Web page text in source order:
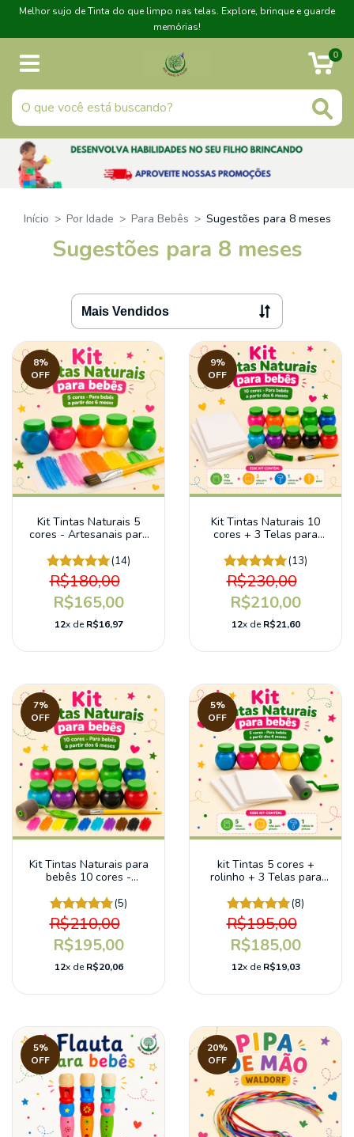
Melhor sujo de Tinta do que limpo nas telas. Explore, brinque e guarde
memórias!
0
Início > Por Idade > Para Bebês > Sugestões para 8 meses
Sugestões para 8 meses
8%
OFF
Kit Tintas Naturais 5
cores - Artesanais para
meses (14)
R$180,00
R$165,00
12x deR$16,97
9%
OFF
Kit Tintas Naturais 10
cores + 3 Telas para
(13)
R$230,00
R$210,00
12x deR$21,60
7%
OFF
Kit Tintas Naturais para
bebês 10 cores -
(5)
R$210,00
R$195,00
12x deR$20,06
5%
OFF
kit Tintas 5 cores +
rolinho + 3 Telas para
(8)
R$195,00
R$185,00
12x deR$19,03
5%
OFF
20%
OFF